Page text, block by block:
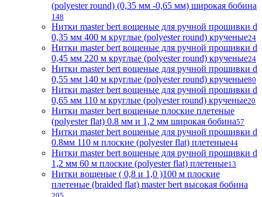
(polyester round) (0,35 мм -0,65 мм) широкая бобина
148
Нитки master bert вощеные для ручной прошивки d
0,35 мм 400 м круглые (polyester round) крученые24
Нитки master bert вощеные для ручной прошивки d
0,45 мм 220 м круглые (polyester round) крученые24
Нитки master bert вощеные для ручной прошивки d
0,55 мм 140 м круглые (polyester round) крученые80
Нитки master bert вощеные для ручной прошивки d
0,65 мм 110 м круглые (polyester round) крученые20
Нитки master bert вощеные плоские плетеные
(polyester flat) 0.8 мм и 1,2 мм широкая бобина57
Нитки master bert вощеные для ручной прошивки d
0.8мм 110 м плоские (polyester flat) плетеные44
Нитки master bert вощеные для ручной прошивки d
1,2 мм 60 м плоские (polyester flat) плетеные13
Нитки вощеные ( 0,8 и 1,0 )100 м плоские
плетеные (braided flat) master bert высокая бобина